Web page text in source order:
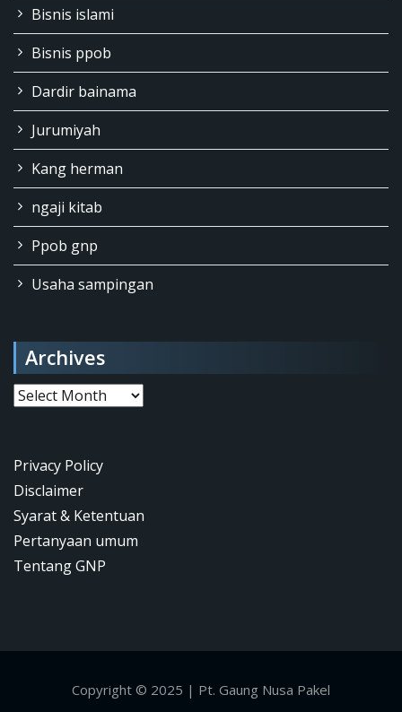
Bisnis islami
Bisnis ppob
Dardir bainama
Jurumiyah
Kang herman
ngaji kitab
Ppob gnp
Usaha sampingan
Archives
Archives
Privacy Policy
Disclaimer
Syarat & Ketentuan
Pertanyaan umum
Tentang GNP
Copyright © 2025 | Pt. Gaung Nusa Pakel